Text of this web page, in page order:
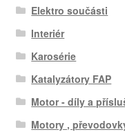
Elektro součásti
Interiér
Karosérie
Katalyzátory FAP
Motor - díly a
Motory ,